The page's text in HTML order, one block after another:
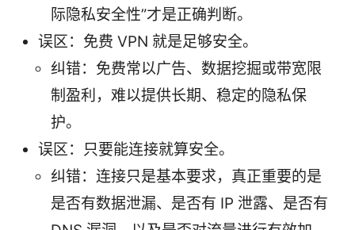
际隐私安全性”才是正确判断。
误区：免费 VPN 就是足够安全。
纠错：免费常以广告、数据挖掘或带宽限
制盈利，难以提供长期、稳定的隐私保
护。
误区：只要能连接就算安全。
纠错：连接只是基本要求，真正重要的是
是否有数据泄漏、是否有 IP 泄露、是否有